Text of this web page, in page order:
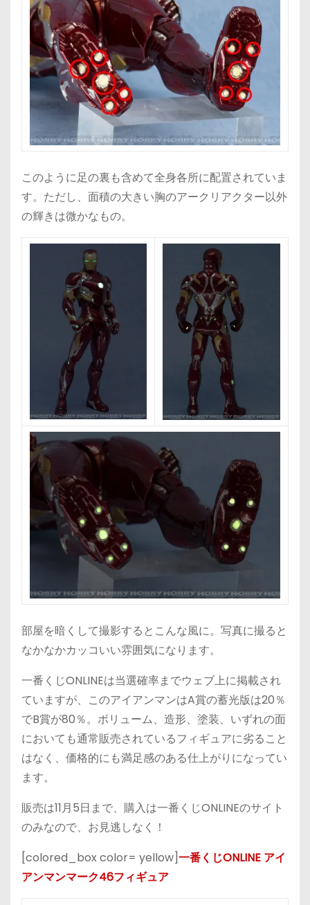
このように足の裏も含めて全身各所に配置されていま
す。ただし、面積の大きい胸のアークリアクター以外
の輝きは微かなもの。
部屋を暗くして撮影するとこんな風に。写真に撮ると
なかなかカッコいい雰囲気になります。
一番くじONLINEは当選確率までウェブ上に掲載され
ていますが、このアイアンマンはA賞の蓄光版は20％
でB賞が80％。ボリューム、造形、塗装、いずれの面
においても通常販売されているフィギュアに劣ること
はなく、価格的にも満足感のある仕上がりになってい
ます。
販売は11月5日まで、購入は一番くじONLINEのサイト
のみなので、お見逃しなく！
[colored_box color= yellow]一番くじONLINE アイ
アンマンマーク46フィギュア